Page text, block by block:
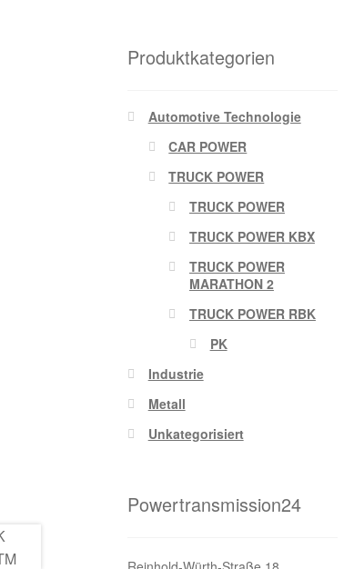
Produktkategorien
Automotive Technologie
CAR POWER
TRUCK POWER
TRUCK POWER
TRUCK POWER KBX
TRUCK POWER
MARATHON 2
TRUCK POWER RBK
PK
Industrie
Metall
Unkategorisiert
Powertransmission24